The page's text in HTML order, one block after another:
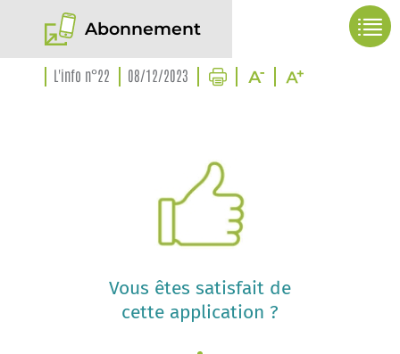
Abonnement
L'info n°22 08/12/2023
Vous êtes satisfait de
cette application ?